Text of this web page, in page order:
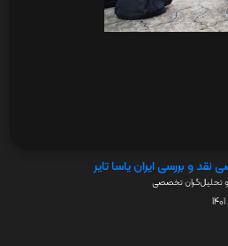
و بررسی ایران یاسا تایر
تحلیل‌گران تخصصی